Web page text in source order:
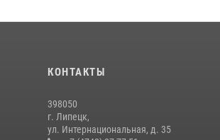
КОНТАКТЫ
398050
г. Липецк,
ул. Интернациональная, д. 35